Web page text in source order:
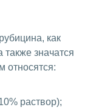
как
значатся
относятся:
раствор);